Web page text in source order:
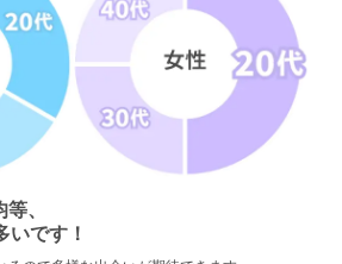
、
いです！